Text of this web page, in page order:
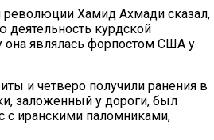
Хамид Ахмади сказал,
курдской
она являлась форпостом США у
и четверо получили ранения в
заложенный у дороги, был
с иранскими паломниками,